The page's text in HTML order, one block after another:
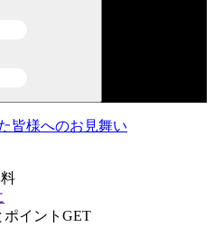
皆様へのお見舞い
ポイントGET